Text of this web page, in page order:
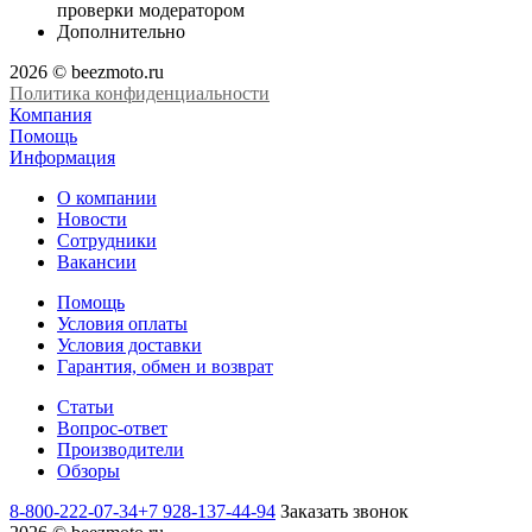
проверки модератором
Дополнительно
2026 © beezmoto.ru
Политика конфиденциальности
Компания
Помощь
Информация
О компании
Новости
Сотрудники
Вакансии
Помощь
Условия оплаты
Условия доставки
Гарантия, обмен и возврат
Статьи
Вопрос-ответ
Производители
Обзоры
8-800-222-07-34+7 928-137-44-94 Заказать звонок